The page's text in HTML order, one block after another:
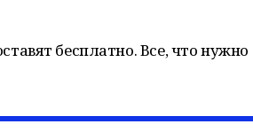
бесплатно. Все, что нужно